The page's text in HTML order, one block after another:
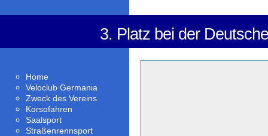
Home
Veloclub Germania
Zweck des Vereins
Korsofahren
Saalsport
Straßenrennsport
3. Platz bei der